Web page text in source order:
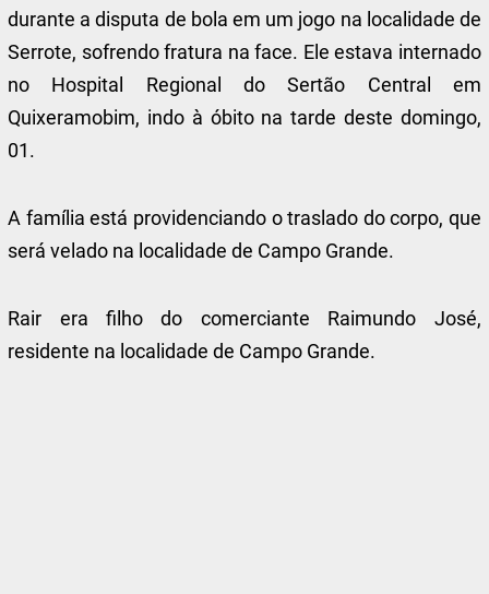
durante a disputa de bola em um jogo na localidade de
Serrote, sofrendo fratura na face. Ele estava internado
no Hospital Regional do Sertão Central em
Quixeramobim, indo à óbito na tarde deste domingo,
01.
A família está providenciando o traslado do corpo, que
será velado na localidade de Campo Grande.
Rair era filho do comerciante Raimundo José,
residente na localidade de Campo Grande.